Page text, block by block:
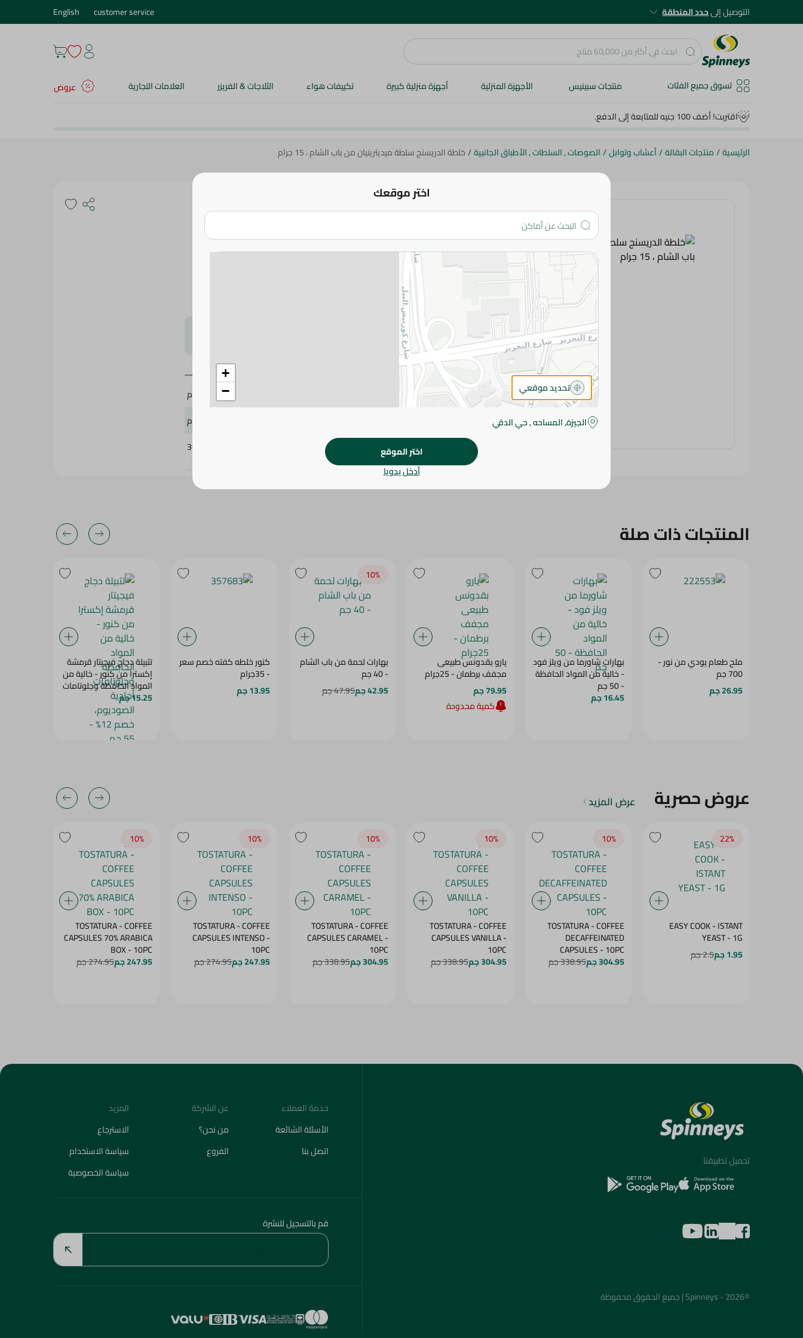
التوصيل إلىحدد المنطقة customer service
English
تسوق جميع الفئات منتجات سبينيس الأجهزة المنزلية أجهزة منزلية كبيرة تكييفات هواء الثلاجات & الفريزر العلامات التجارية
عروض
اقتربت! أضف 100 جنيه للمتابعة إلى الدفع.
الرئيسية/منتجات البقالة/أعشاب وتوابل/الصوصات , السلطات , الأطباق الجانبية/خلطة الدريسنج سلطة ميديترينيان من باب الشام ، 15 جرام
خلطة الدريسنج سلطة ميديترينيان من باب الشام ، 15
16.95 جم
يرجى الملاحظة:
طفيف. قد يتغير التعبئة بناءً على التوفر.
المواصفات
براند
باب الشام
399130
المنتجات ذات صلة
ملح طعام يودي من نور -
700 جم
26.95 جم
بهارات شاورما من ويلز فود
- خالية من المواد الحافظة
- 50 جم
16.45 جم
يارو بقدونس طبيعى
مجفف برطمان - 25جرام
79.95 جم
كمية محدودة
10‎%‎
بهارات لحمة من باب الشام
- 40 جم
42.95 جم
47.95 جم
كنور خلطه كفته خصم سعر
- 35جرام
13.95 جم
تتبيلة دجاج فيجيتار قرمشة
إكسترا من كنور - خالية من
المواد الحافظة وجلوتامات
أحادية الصوديوم، خصم
15.25 جم
عروض حصرية عرض المزيد
22‎%‎
EASY COOK - ISTANT
YEAST - 1G
1.95 جم
2.5 جم
10‎%‎
TOSTATURA - COFFEE
DECAFFEINATED
CAPSULES - 10PC
304.95 جم 338.95 جم
10‎%‎
TOSTATURA - COFFEE
CAPSULES VANILLA -
10PC
304.95 جم 338.95 جم
10‎%‎
TOSTATURA - COFFEE
CAPSULES CARAMEL -
10PC
304.95 جم 338.95 جم
10‎%‎
TOSTATURA - COFFEE
CAPSULES INTENSO -
10PC
247.95 جم 274.95 جم
10‎%‎
TOSTATURA - COFFEE
CAPSULES 70% ARABICA
BOX - 10PC
247.95 جم 274.95 جم
اختر موقعك
+
−
تحديد موقعي
الجيزة, المساحه , حي الدقي
اختر الموقع
أدخل يدويا
تحميل تطبيقنا
©2026 - Spinneys | جميع الحقوق محفوظة
خدمة العملاء
الأسئلة الشائعة
اتصل بنا
عن الشركة
من نحن؟
الفروع
المزيد
الاسترجاع
سياسة الاستخدام
سياسة الخصوصية
قم بالتسجيل للنشرة